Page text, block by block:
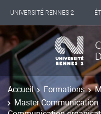
UNIVERSITÉ RENNES 2
INTERNATIONAL
LES NOUVELLES DE RENNES 2
Accueil Formations
Master